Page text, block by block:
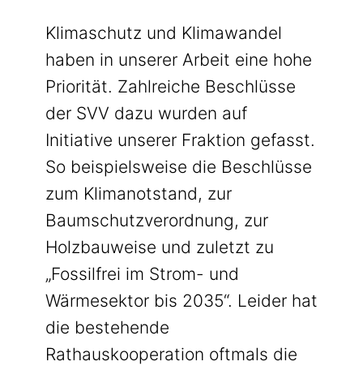
Klimaschutz und Klimawandel
haben in unserer Arbeit eine hohe
Priorität. Zahlreiche Beschlüsse
der SVV dazu wurden auf
Initiative unserer Fraktion gefasst.
So beispielsweise die Beschlüsse
zum Klimanotstand, zur
Baumschutzverordnung, zur
Holzbauweise und zuletzt zu
„Fossilfrei im Strom- und
Wärmesektor bis 2035“. Leider hat
die bestehende
Rathauskooperation oftmals die